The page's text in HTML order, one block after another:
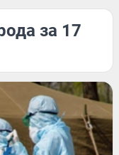
за 17